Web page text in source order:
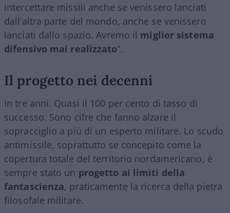
intercettare missili anche se venissero lanciati
dall’altra parte del mondo, anche se venissero
lanciati dallo spazio. Avremo il miglior sistema
difensivo mai realizzato”.
Il progetto nei decenni
In tre anni. Quasi il 100 per cento di tasso di
successo. Sono cifre che fanno alzare il
sopracciglio a più di un esperto militare. Lo scudo
antimissile, soprattutto se concepito come la
copertura totale del territorio nordamericano, è
sempre stato un progetto ai limiti della
fantascienza, praticamente la ricerca della pietra
filosofale militare.